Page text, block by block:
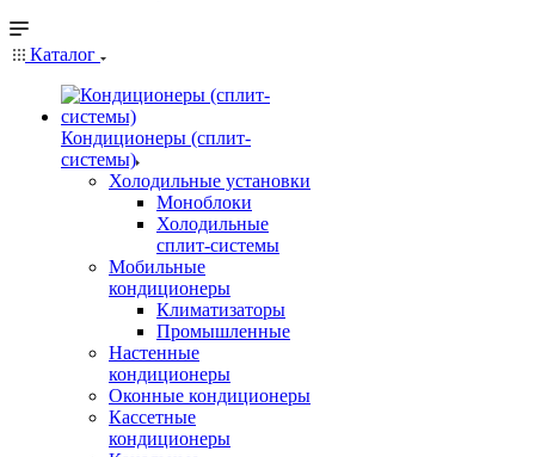
Каталог
Кондиционеры (сплит-
системы)
Холодильные установки
Моноблоки
Холодильные
сплит-системы
Мобильные
кондиционеры
Климатизаторы
Промышленные
Настенные
кондиционеры
Оконные кондиционеры
Кассетные
кондиционеры